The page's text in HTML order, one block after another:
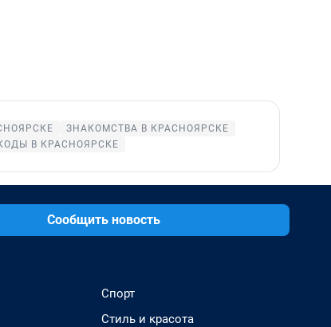
ЗНАКОМСТВА В КРАСНОЯРСКЕ
В КРАСНОЯРСКЕ
Сообщить новость
Спорт
Стиль и красота